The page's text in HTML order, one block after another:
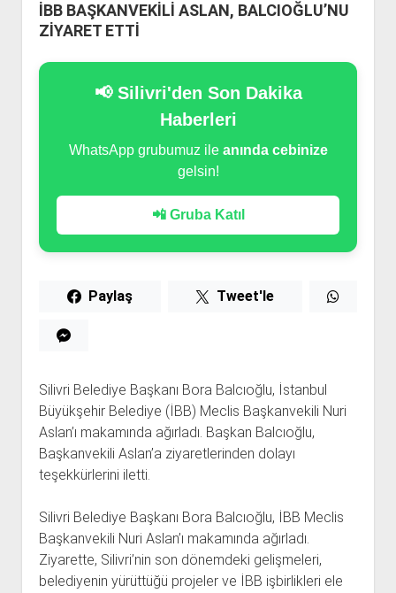
İBB BAŞKANVEKİLİ ASLAN, BALCIOĞLU’NU
ZİYARET ETTİ
📢 Silivri'den Son Dakika
Haberleri
WhatsApp grubumuz ile anında cebinize
gelsin!
📲 Gruba Katıl
Paylaş Tweet'le
Silivri Belediye Başkanı Bora Balcıoğlu, İstanbul
Büyükşehir Belediye (İBB) Meclis Başkanvekili Nuri
Aslan’ı makamında ağırladı. Başkan Balcıoğlu,
Başkanvekili Aslan’a ziyaretlerinden dolayı
teşekkürlerini iletti.
Silivri Belediye Başkanı Bora Balcıoğlu, İBB Meclis
Başkanvekili Nuri Aslan’ı makamında ağırladı.
Ziyarette, Silivri’nin son dönemdeki gelişmeleri,
belediyenin yürüttüğü projeler ve İBB işbirlikleri ele